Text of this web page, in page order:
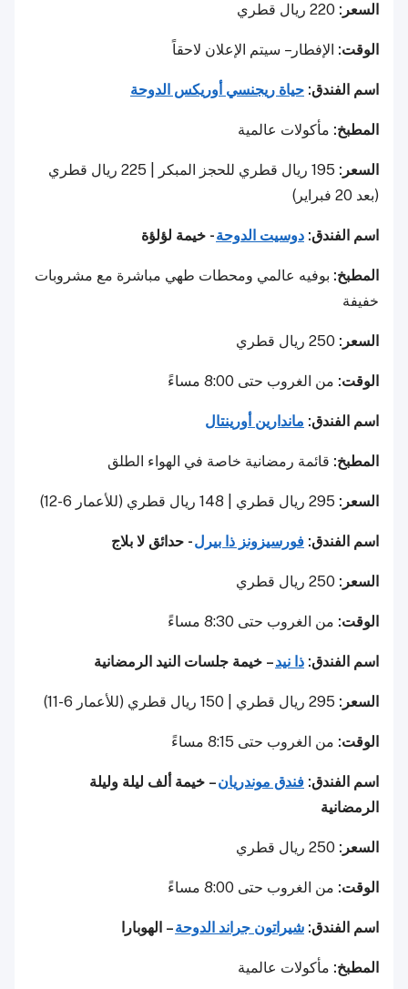
السعر:
الوقت: الإفطار – سيتم الإعلان لاحقاً
اسم الفندق: حياة ريجنسي أوريكس الدوحة
المطبخ: مأكولات عالمية
السعر:
195 ريال قطري للحجز المبكر | 225 ريال قطري
(بعد 20 فبراير)
اسم الفندق: دوسيت الدوحة- خيمة لؤلؤة
المطبخ: بوفيه عالمي ومحطات طهي مباشرة مع مشروبات
خفيفة
السعر:
الوقت: من الغروب حتى 8:00 مساءً
اسم الفندق: ماندارين أورينتال
المطبخ: قائمة رمضانية خاصة في الهواء الطلق
السعر:
اسم الفندق: فورسيزونز ذا بيرل- حدائق لا بلاج
السعر:
الوقت: من الغروب حتى 8:30 مساءً
اسم الفندق: ذا نيد– خيمة جلسات النيد الرمضانية
السعر:
الوقت: من الغروب حتى 8:15 مساءً
اسم الفندق: فندق موندريان– خيمة ألف ليلة وليلة
الرمضانية
السعر:
الوقت: من الغروب حتى 8:00 مساءً
اسم الفندق: شيراتون جراند الدوحة– الهوبارا
المطبخ: مأكولات عالمية